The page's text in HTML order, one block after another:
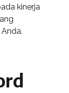
kinerja